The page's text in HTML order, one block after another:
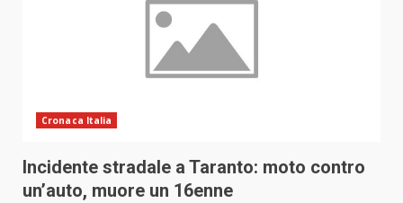
Cronaca Italia
Incidente stradale a Taranto: moto contro
un’auto, muore un 16enne